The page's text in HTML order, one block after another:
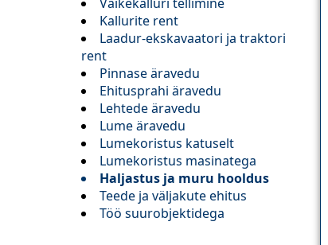
Kallurite rent
Laadur-ekskavaatori ja traktori
rent
Pinnase äravedu
Ehitusprahi äravedu
Lehtede äravedu
Lume äravedu
Lumekoristus katuselt
Lumekoristus masinatega
Haljastus ja muru hooldus
Teede ja väljakute ehitus
Töö suurobjektidega